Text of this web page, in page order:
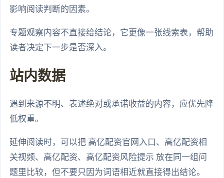
影响阅读判断的因素。
专题观察内容不直接给结论，它更像一张线索表，帮助
读者决定下一步是否深入。
站内数据
遇到来源不明、表述绝对或承诺收益的内容，应优先降
低权重。
延伸阅读时，可以把 高亿配资官网入口、高亿配资相
关视频、高亿配资、高亿配资风险提示 放在同一组问
题里比较，但不要只因为词语相近就直接得出结论。